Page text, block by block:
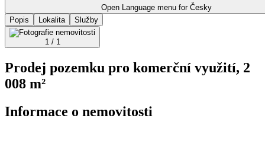
Open Language menu for Česky
Popis
Lokalita Služby
1 / 1
Prodej pozemku pro komerční využití, 2
008 m²
Informace o nemovitosti